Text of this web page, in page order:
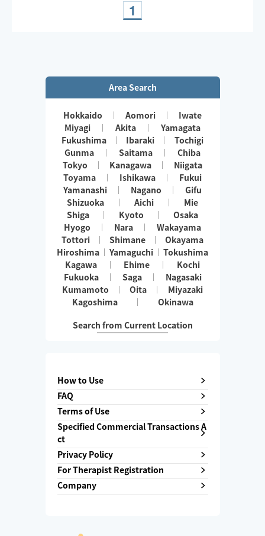
1
Area Search
Hokkaido Aomori
Iwate
Miyagi
Akita
Yamagata
Fukushima
Ibaraki
Tochigi
Gunma
Saitama
Chiba
Tokyo
Kanagawa
Niigata
Toyama
Ishikawa
Fukui
Yamanashi
Nagano
Gifu
Shizuoka
Aichi
Mie
Shiga
Kyoto
Osaka
Hyogo
Nara
Wakayama
Tottori
Shimane
Okayama
Hiroshima
Yamaguchi
Tokushima
Kagawa
Ehime
Kochi
Fukuoka
Saga
Nagasaki
Kumamoto
Oita
Miyazaki
Kagoshima
Okinawa
Search from Current Location
How to Use
FAQ
Terms of Use
Specified Commercial Transactions A
ct
Privacy Policy
For Therapist Registration
Company